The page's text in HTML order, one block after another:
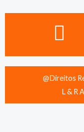
@Direitos
L & R